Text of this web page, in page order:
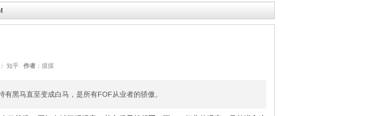
知乎 作者 ：摸摸
有黑马直至变成白马，是所有FOF从业者的骄傲。